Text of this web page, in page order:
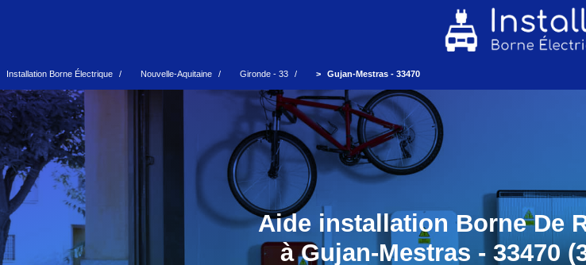
Installation Borne Électrique Nouvelle-Aquitaine Gironde - 33 Gujan-Mestras - 33470
Aide installation Borne De
à Gujan-Mestras - 33470